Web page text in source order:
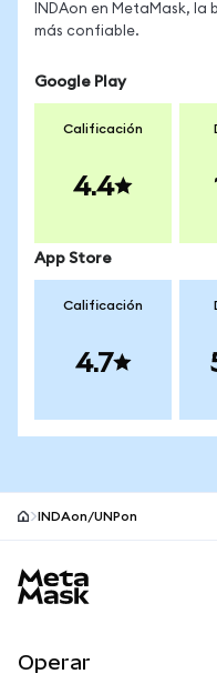
INDAon en MetaMask,
más confiable.
Google Play
Calificación
4.4
App Store
Calificación
4.7
INDAon/UNPon
Operar